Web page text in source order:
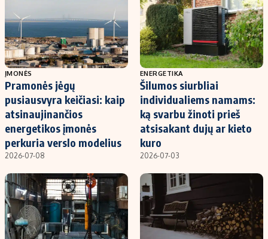
ĮMONĖS
Pramonės jėgų
pusiausvyra keičiasi: kaip
atsinaujinančios
energetikos įmonės
perkuria verslo modelius
2026-07-08
ENERGETIKA
Šilumos siurbliai
individualiems namams:
ką svarbu žinoti prieš
atsisakant dujų ar kieto
kuro
2026-07-03